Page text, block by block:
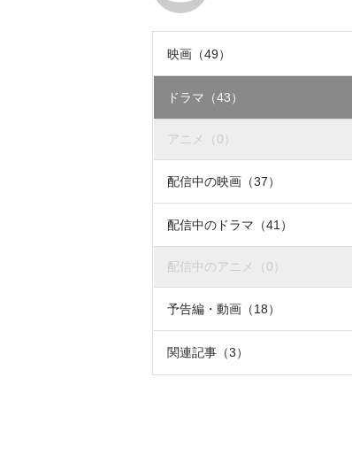
映画（49）
ドラマ（43）
アニメ（0）
配信中の映画（37）
配信中のドラマ（41）
配信中のアニメ（0）
予告編・動画（18）
関連記事（3）